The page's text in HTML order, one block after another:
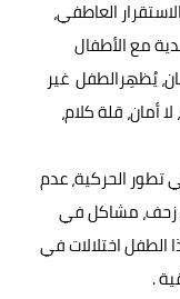
العاطفي،
مع الأطفال
يُظهِرالطفل غير
أمان، قلة كلام،
تطور الحركية، عدم
زحف، مشاكل في
الطفل اختلالات في
.